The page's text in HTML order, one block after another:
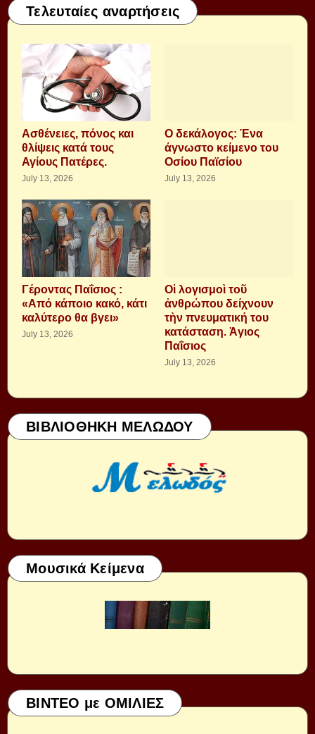
Τελευταίες αναρτήσεις
Aσθένειες, πόνος και
θλίψεις κατά τους
Αγίους Πατέρες.
July 13, 2026
Ο δεκάλογος: Ένα
άγνωστο κείμενο του
Οσίου Παϊσίου
July 13, 2026
Γέροντας Παΐσιος :
«Από κάποιο κακό, κάτι
καλύτερο θα βγει»
July 13, 2026
Οἱ λογισμοὶ τοῦ
ἀνθρώπου δείχνουν
τὴν πνευματική του
κατάσταση. Ἁγιος
Παΐσιος
July 13, 2026
ΒΙΒΛΙΟΘΗΚΗ ΜΕΛΩΔΟΥ
Μουσικά Κείμενα
ΒΙΝΤΕΟ με ΟΜΙΛΙΕΣ